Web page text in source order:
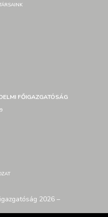
FŐIGAZGATÓSÁG
2026 –